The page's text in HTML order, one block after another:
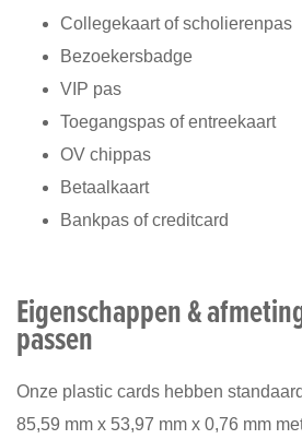
Collegekaart of scholierenpas
Bezoekersbadge
VIP pas
Toegangspas of entreekaart
OV chippas
Betaalkaart
Bankpas of creditcard
Eigenschappen &
passen
Onze plastic cards hebben
85,59 mm x 53,97 mm x 0,76 mm